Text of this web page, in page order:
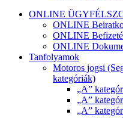
ONLINE
ONLINE
ONLINE
ONLINE
Tanfolyamok
Motoros jogsi
kategóriák)
„A”
„A”
„A”